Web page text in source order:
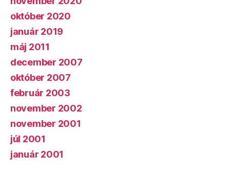
október 2020
január 2019
máj 2011
december 2007
október 2007
február 2003
november 2002
november 2001
júl 2001
január 2001